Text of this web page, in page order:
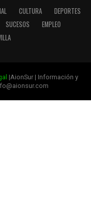
CULTURA
DEPORTES
SUCESOS
EMPLEO
|AionSur | Información y